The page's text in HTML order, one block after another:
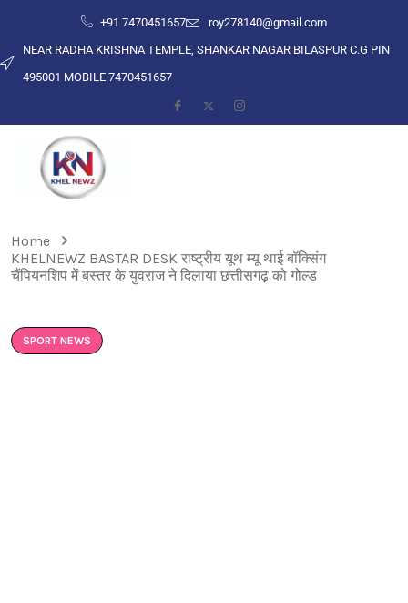
+91 7470451657
roy278140@gmail.com
NEAR RADHA KRISHNA TEMPLE, SHANKAR NAGAR BILASPUR C.G PIN
495001 MOBILE 7470451657
Home
KHELNEWZ BASTAR DESK राष्ट्रीय यूथ म्यू थाई बॉक्सिंग
चैंपियनशिप में बस्तर के युवराज ने दिलाया छत्तीसगढ़ को गोल्ड
SPORT NEWS